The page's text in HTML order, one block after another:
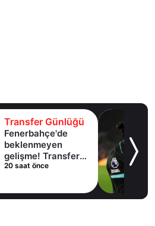
Transfer Günlüğü
Fenerbahçe'de
beklenmeyen
gelişme! Transfer
iptal oldu
20 saat önce